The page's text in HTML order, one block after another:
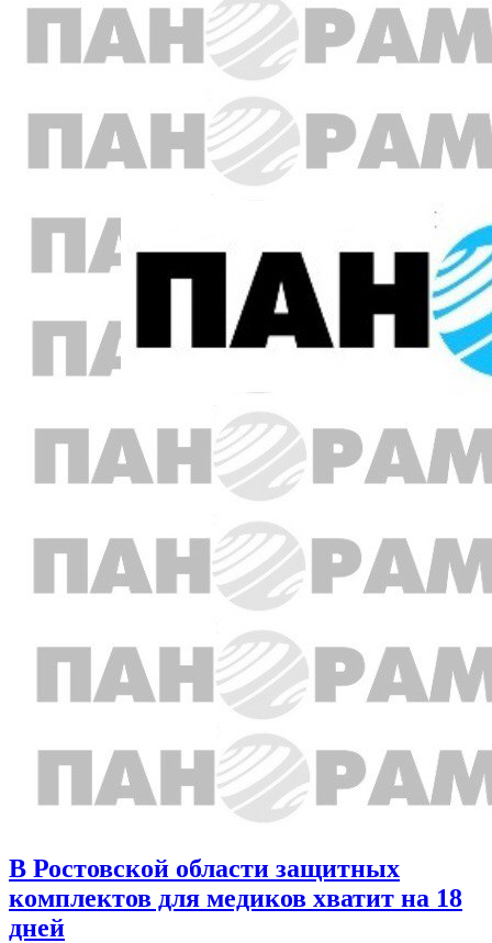
В Ростовской области защитных
комплектов для медиков хватит на 18
дней